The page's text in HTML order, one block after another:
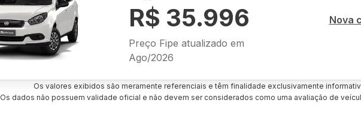
R$ 35.996
Preço Fipe atualizado em
Ago/2026
Nova
Os valores exibidos são meramente referenciais e têm finalidade exclusivamente
Os dados não possuem validade oficial e não devem ser considerados como uma avaliação de